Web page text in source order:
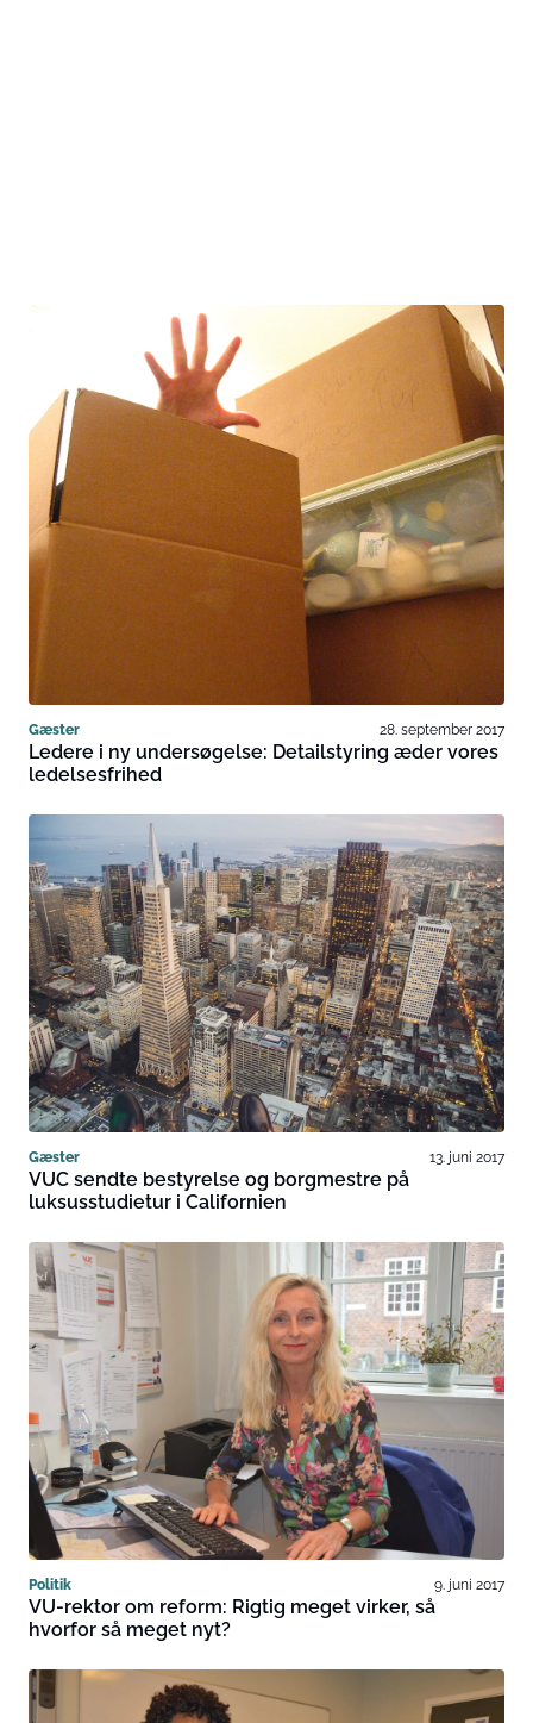
Gæster 28. september 2017
Ledere i ny undersøgelse: Detailstyring æder vores
ledelsesfrihed
Gæster 13. juni 2017
VUC sendte bestyrelse og borgmestre på
luksusstudietur i Californien
Politik 9. juni 2017
VU-rektor om reform: Rigtig meget virker, så
hvorfor så meget nyt?